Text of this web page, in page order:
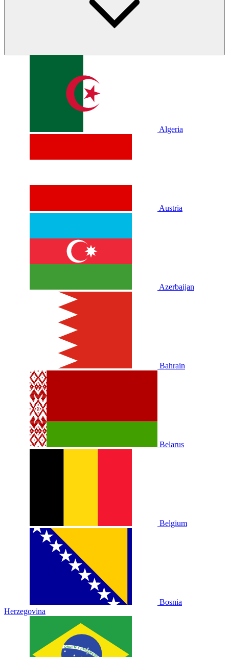
Algeria
Austria
Azerbaijan
Bahrain
Belarus
Belgium
Bosnia
Herzegovina